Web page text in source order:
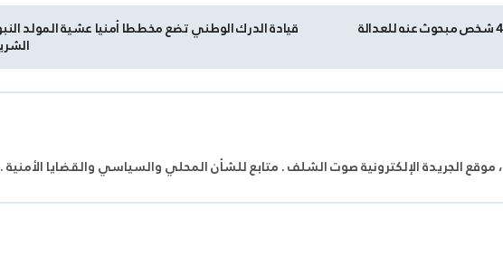
حجز1357 قرص مهلوس وتوقيف 43 شخص مبحوث عنه للعدالة قيادة الدرك الوطني تضع مخططا أمنيا عشية المولد
الجريدة الإلكترونية صوت الشلف . متابع للشأن المحلي والسياسي والقضايا الأمنية .